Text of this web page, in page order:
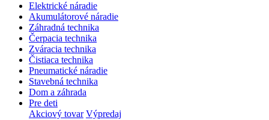
Elektrické náradie
Akumulátorové náradie
Záhradná technika
Čerpacia technika
Zváracia technika
Čistiaca technika
Pneumatické náradie
Stavebná technika
Dom a záhrada
Pre deti
Akciový tovar Výpredaj